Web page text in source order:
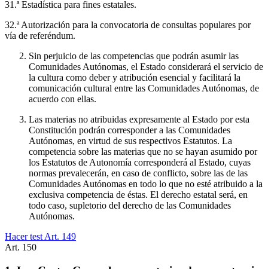
31.ª Estadística para fines estatales.
32.ª Autorización para la convocatoria de consultas populares por
vía de referéndum.
Sin perjuicio de las competencias que podrán asumir las
Comunidades Autónomas, el Estado considerará el servicio de
la cultura como deber y atribución esencial y facilitará la
comunicación cultural entre las Comunidades Autónomas, de
acuerdo con ellas.
Las materias no atribuidas expresamente al Estado por esta
Constitución podrán corresponder a las Comunidades
Autónomas, en virtud de sus respectivos Estatutos. La
competencia sobre las materias que no se hayan asumido por
los Estatutos de Autonomía corresponderá al Estado, cuyas
normas prevalecerán, en caso de conflicto, sobre las de las
Comunidades Autónomas en todo lo que no esté atribuido a la
exclusiva competencia de éstas. El derecho estatal será, en
todo caso, supletorio del derecho de las Comunidades
Autónomas.
Hacer test Art. 149
Art. 150